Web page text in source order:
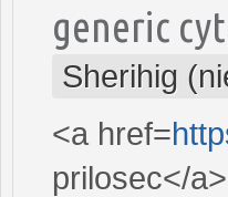
generic
Sherihig
<a href=
prilosec</a>